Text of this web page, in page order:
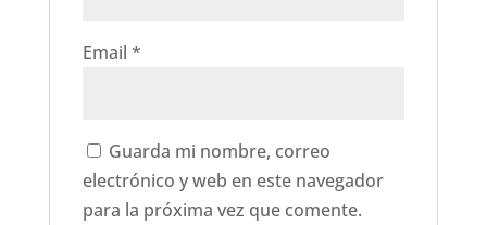
Email *
Guarda mi nombre, correo
electrónico y web en este navegador
para la próxima vez que comente.